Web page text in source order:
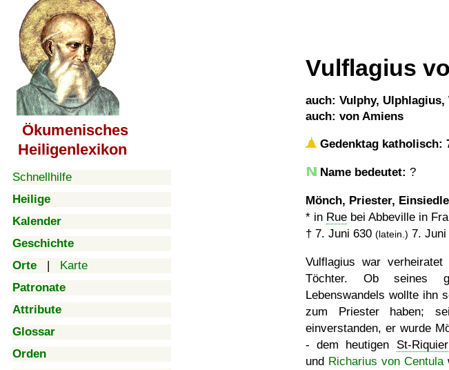
Ökumenisches
Heiligenlexikon
Schnellhilfe
Heilige
Kalender
Geschichte
Orte | Karte
Patronate
Attribute
Glossar
Orden
Vulflagius
auch: Vulphy,
auch: von Amiens
Gedenktag katholisch:
Name bedeutet: ?
Mönch, Priester,
* in Rue bei Abbeville in
† 7. Juni 630 (latein.) 7. Juni
Vulflagius war
Töchter. Ob seines
Lebenswandels wollte ihn
zum Priester haben;
einverstanden, er wurde
- dem heutigen St-Riquier
und Richarius von Centula